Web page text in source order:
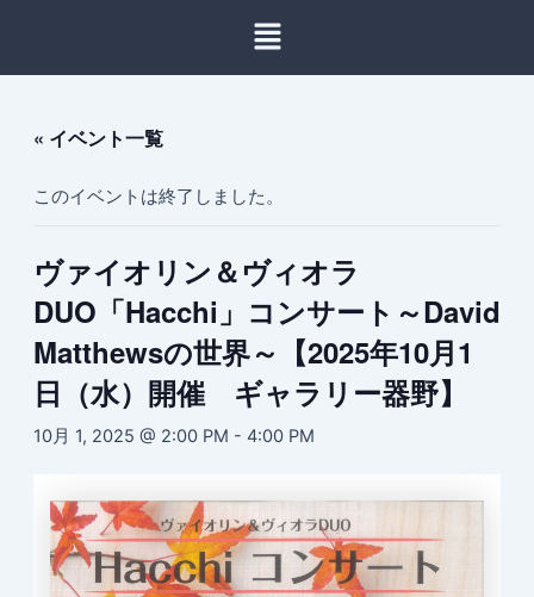
を
« イベント一覧
このイベントは終了しました。
ヴァイオリン＆ヴィオラ
DUO「Hacchi」コンサート～David
Matthewsの世界～【2025年10月1
日（水）開催 ギャラリー器野】
10月 1, 2025 @ 2:00 PM - 4:00 PM